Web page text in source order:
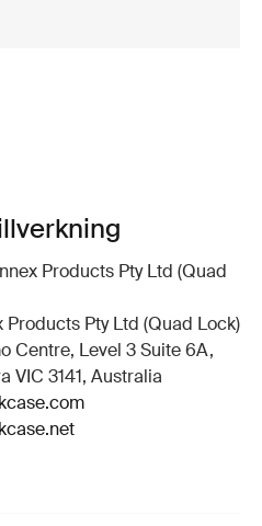
Products Pty Ltd (Quad
Pty Ltd (Quad Lock)
Centre, Level 3 Suite 6A,
VIC 3141, Australia